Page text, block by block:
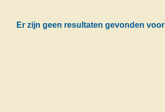
Er zijn geen resultaten gevonden voor